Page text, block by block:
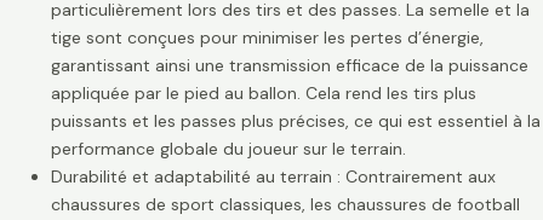
particulièrement lors des tirs et des passes. La semelle et la
tige sont conçues pour minimiser les pertes d’énergie,
garantissant ainsi une transmission efficace de la puissance
appliquée par le pied au ballon. Cela rend les tirs plus
puissants et les passes plus précises, ce qui est essentiel à la
performance globale du joueur sur le terrain.
Durabilité et adaptabilité au terrain : Contrairement aux
chaussures de sport classiques, les chaussures de football